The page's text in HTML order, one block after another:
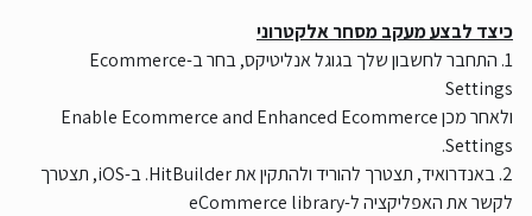
כיצד לבצע מעקב מסחר אלקטרוני
1. התחבר לחשבון שלך בגוגל אנליטיקס, בחר ב-Ecommerce
Settings
ולאחר מכן Enable Ecommerce and Enhanced Ecommerce
Settings.
2. באנדרואיד, תצטרך להוריד ולהתקין את HitBuilder. ב-iOS, תצטרך
לקשר את האפליקציה ל-eCommerce library